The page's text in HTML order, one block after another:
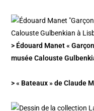
> Édouard Manet «
musée Calouste
> « Bateaux » de Claude